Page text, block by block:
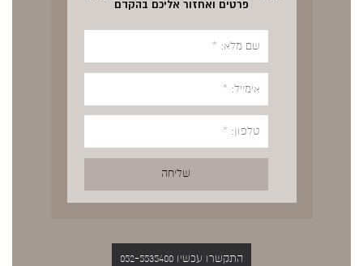
פרטים ואחזור אליכם בהקדם
התקשרו עכשיו 052-5535400